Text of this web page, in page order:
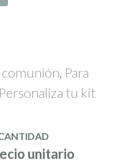
comunión, Para
Personaliza tu kit
unitario